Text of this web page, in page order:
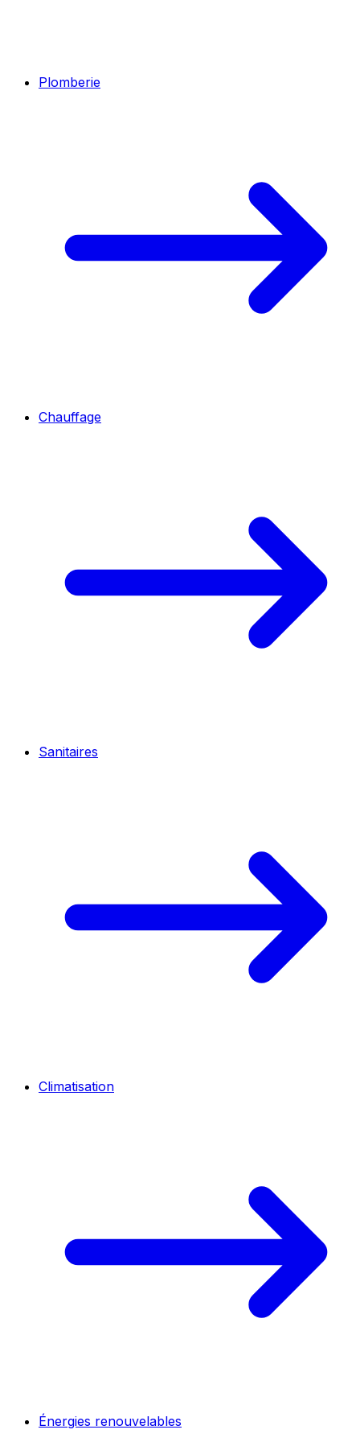
Plomberie
Chauffage
Sanitaires
Climatisation
Énergies renouvelables